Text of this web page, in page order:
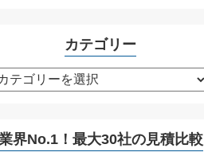
カテゴリー
界No.1！最大30社の見積比較